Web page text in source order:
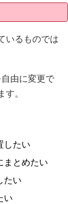
いるものでは
由に変更で
。
したい
まとめたい
たい
い